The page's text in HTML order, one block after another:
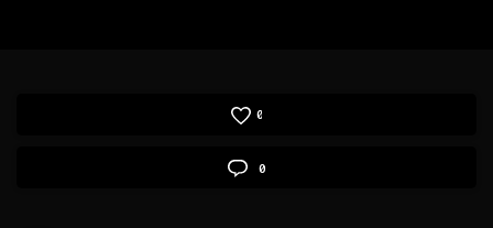
0
0